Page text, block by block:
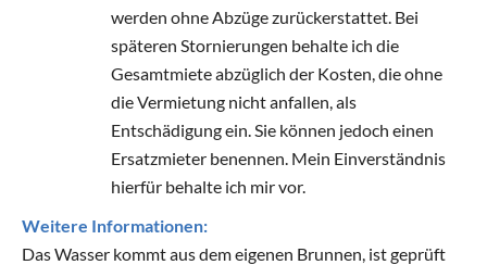
werden ohne Abzüge zurückerstattet. Bei
späteren Stornierungen behalte ich die
Gesamtmiete abzüglich der Kosten, die ohne
die Vermietung nicht anfallen, als
Entschädigung ein. Sie können jedoch einen
Ersatzmieter benennen. Mein Einverständnis
hierfür behalte ich mir vor.
Weitere Informationen:
Das Wasser kommt aus dem eigenen Brunnen, ist geprüft